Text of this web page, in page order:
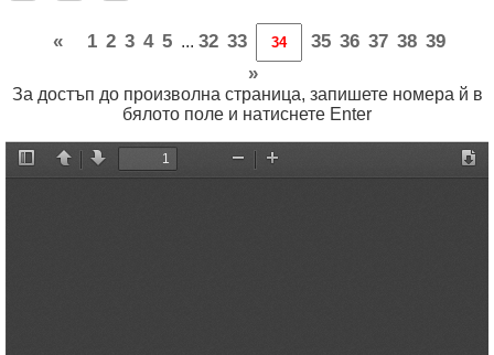
« 1 2 3 4 5 ... 32 33 35 36 37 38 39
»
За достъп до произволна страница, запишете номера й в
бялото поле и натиснете Enter